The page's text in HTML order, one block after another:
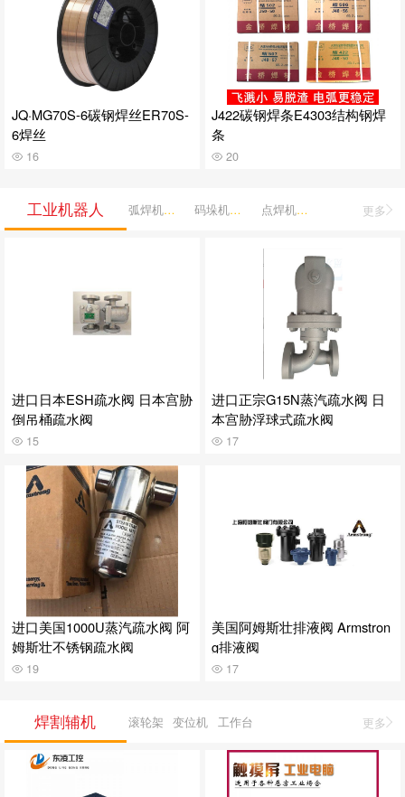
JQ·MG70S-6碳钢焊丝ER70S-
6焊丝
16
J422碳钢焊条E4303结构钢焊
条
20
工业机器人 弧焊机器人 码垛机器人 点焊机器人 更多
进口日本ESH疏水阀 日本宫胁
倒吊桶疏水阀
15
进口正宗G15N蒸汽疏水阀 日
本宫胁浮球式疏水阀
17
进口美国1000U蒸汽疏水阀 阿
姆斯壮不锈钢疏水阀
19
美国阿姆斯壮排液阀 Armstron
g排液阀
17
焊割辅机 滚轮架 变位机 工作台 更多